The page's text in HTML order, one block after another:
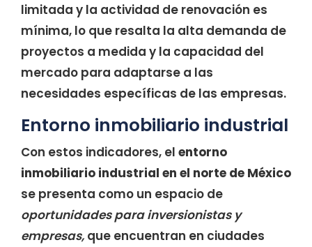
limitada y la actividad de renovación es
mínima, lo que resalta la alta demanda de
proyectos a medida y la capacidad del
mercado para adaptarse a las
necesidades específicas de las empresas.
Entorno inmobiliario industrial
Con estos indicadores, el entorno
inmobiliario industrial en el norte de México
se presenta como un espacio de
oportunidades para inversionistas y
empresas,que encuentran en ciudades